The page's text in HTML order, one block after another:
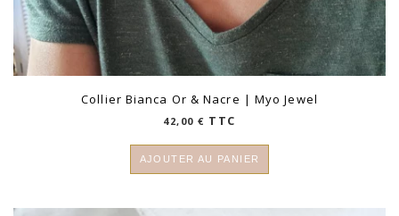
Collier Bianca Or & Nacre | Myo Jewel
42,00€ TTC
AJOUTER AU PANIER